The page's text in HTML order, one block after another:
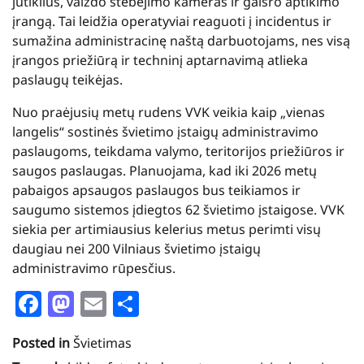
įrangą. Tai leidžia operatyviai reaguoti į incidentus ir
sumažina administracinę naštą darbuotojams, nes visą
įrangos priežiūrą ir techninį aptarnavimą atlieka
paslaugų teikėjas.
Nuo praėjusių metų rudens VVK veikia kaip „vienas
langelis“ sostinės švietimo įstaigų administravimo
paslaugoms, teikdama valymo, teritorijos priežiūros ir
saugos paslaugas. Planuojama, kad iki 2026 metų
pabaigos apsaugos paslaugos bus teikiamos ir
saugumo sistemos įdiegtos 62 švietimo įstaigose. VVK
siekia per artimiausius kelerius metus perimti visų
daugiau nei 200 Vilniaus švietimo įstaigų
administravimo rūpesčius.
Facebook
Mastodon
Email
Posted inŠvietimas